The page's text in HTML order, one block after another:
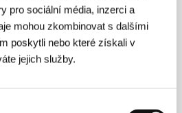
pro sociální média, inzerci a
mohou zkombinovat s dalšími
poskytli nebo které získali v
jejich služby.
Horký pramen
08:30